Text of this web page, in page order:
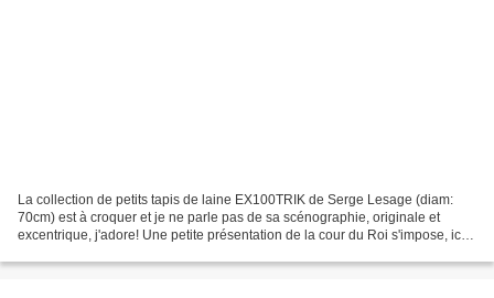
La collection de petits tapis de laine EX100TRIK de Serge Lesage (diam:
70cm) est à croquer et je ne parle pas de sa scénographie, originale et
excentrique, j'adore! Une petite présentation de la cour du Roi s'impose, ici